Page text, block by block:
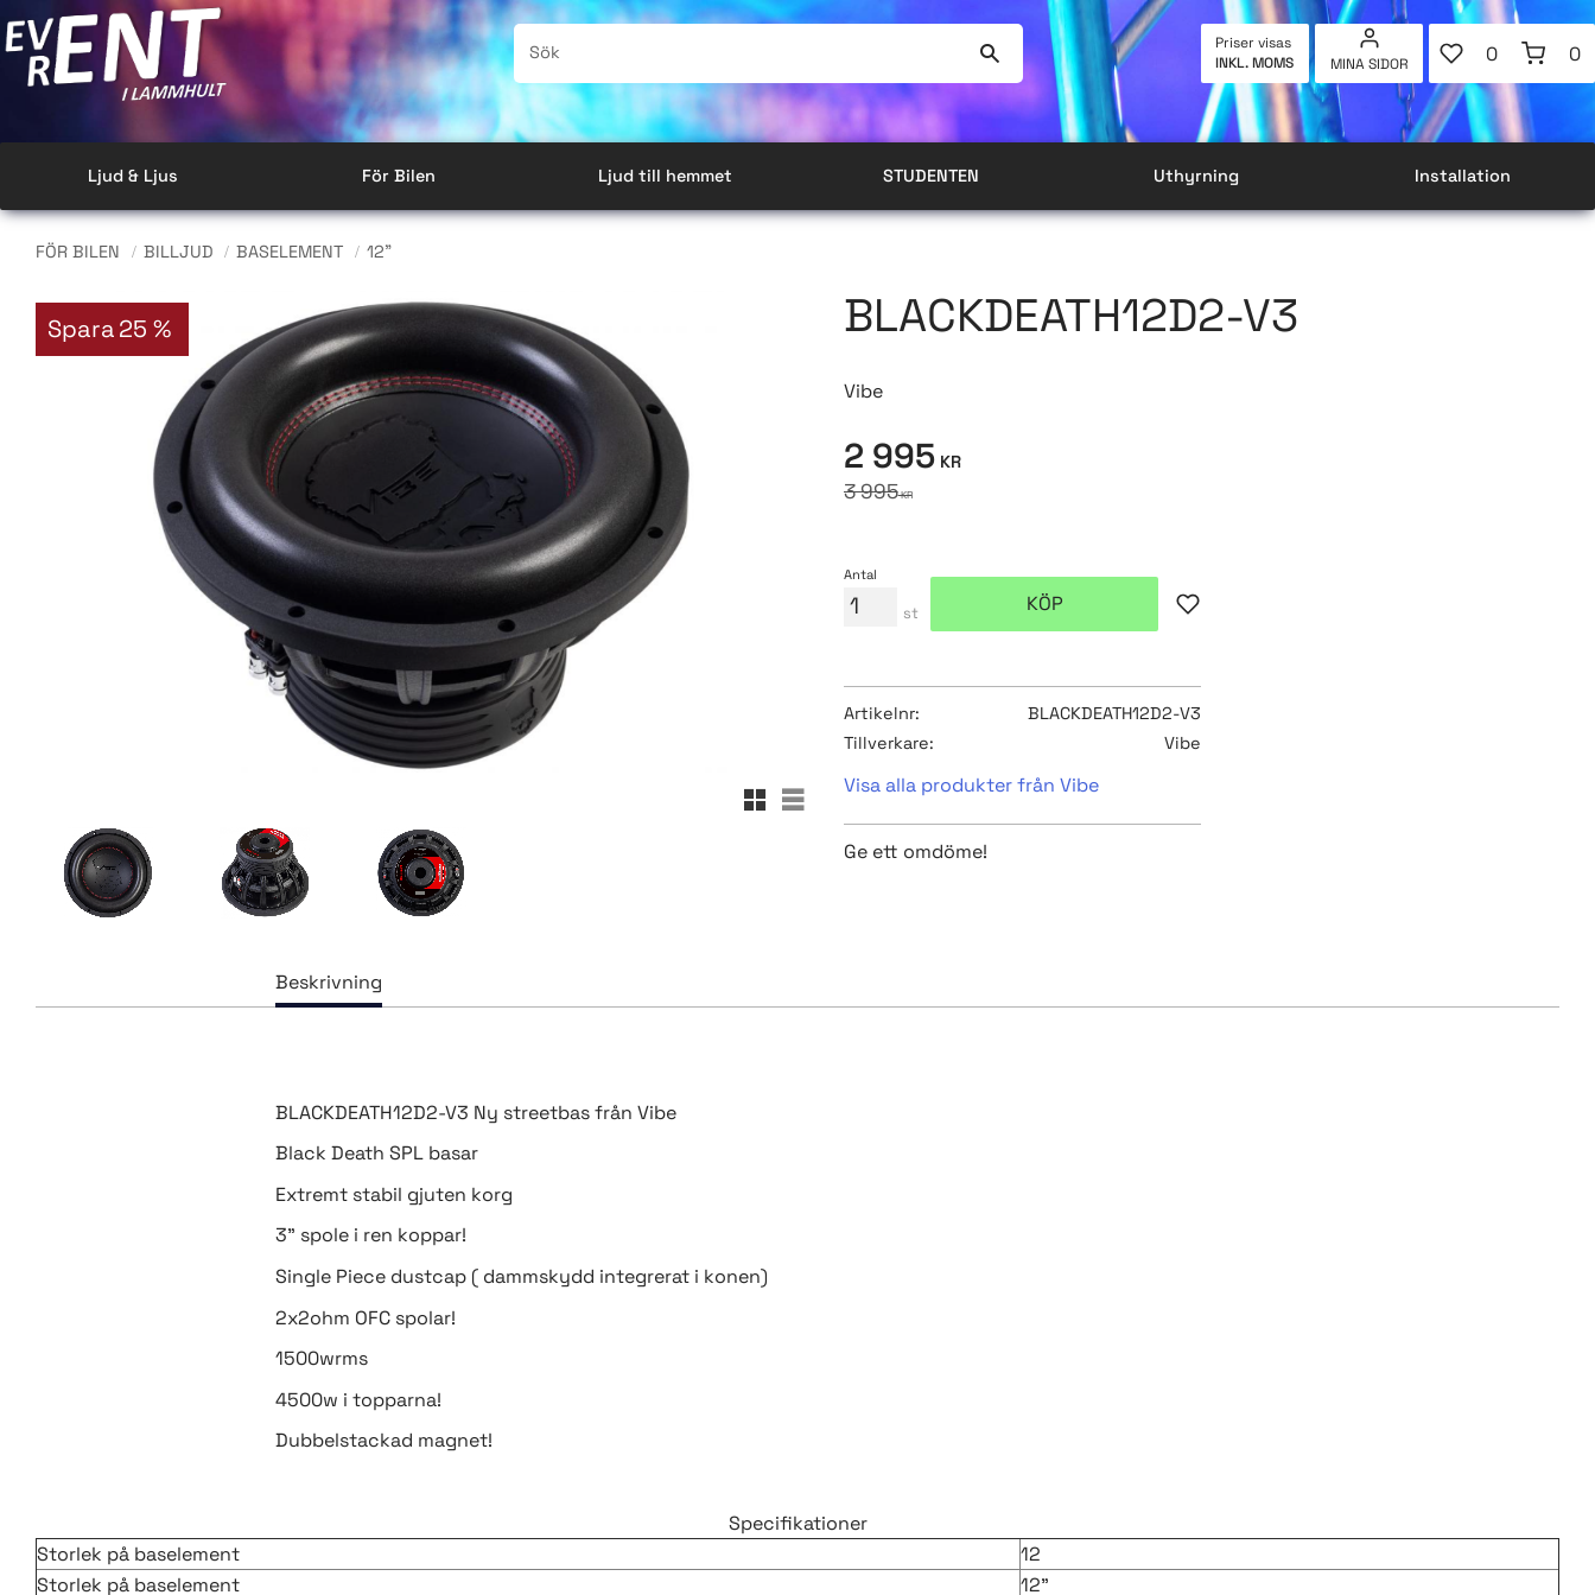
Priser visas
INKL. MOMS
MINA SIDOR
FAVORITER
ANTAL
0 0
Ljud & Ljus För Bilen Ljud till hemmet STUDENTEN Uthyrning Installation
FÖR BILEN BILLJUD BASELEMENT 12"
BLACKDEATH12D2-V3
Vibe
Spara25 %
Rutnätsvy
Listvy
Nedsatt pris:
2 995KR
Ordinarie pris:
3 995KR
Antal
st KÖP Lägg till i favoriter
Artikelnr
BLACKDEATH12D2-V3
Tillverkare
Vibe
Visa alla produkter från Vibe
Ge ett omdöme!
BLACKDEATH12D2-V3 Ny streetbas från Vibe
Black Death SPL basar
Extremt stabil gjuten korg
3" spole i ren koppar!
Single Piece dustcap ( dammskydd integrerat i konen)
2x2ohm OFC spolar!
1500wrms
4500w i topparna!
Dubbelstackad magnet!
Specifikationer
Storlek på baselement
12
Storlek på baselement
12"